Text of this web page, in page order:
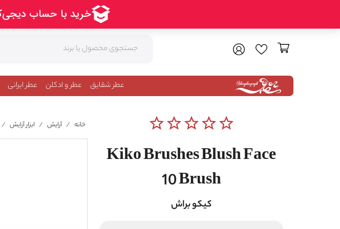
عطر شقایق عطر و ادکلن عطر ایرانی
star_borderstar_borderstar_borderstar_borderstar_border
Kiko Brushes Blush Face
10 Brush
کیکو براش
خانه / آرایش / ابزار آرایش /